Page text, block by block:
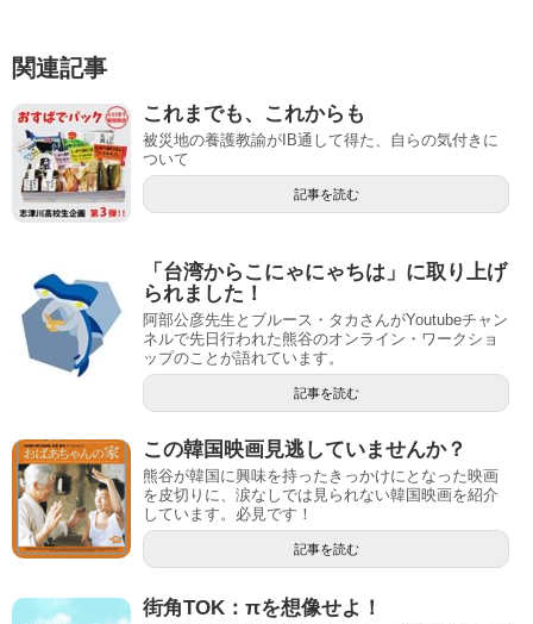
関連記事
これまでも、これからも
被災地の養護教諭がIB通して得た、自らの気付きに
ついて
記事を読む
「台湾からこにゃにゃちは」に取り上げ
られました！
阿部公彦先生とブルース・タカさんがYoutubeチャン
ネルで先日行われた熊谷のオンライン・ワークショ
ップのことが語れています。
記事を読む
この韓国映画見逃していませんか？
熊谷が韓国に興味を持ったきっかけにとなった映画
を皮切りに、涙なしでは見られない韓国映画を紹介
しています。必見です！
記事を読む
街角TOK：πを想像せよ！